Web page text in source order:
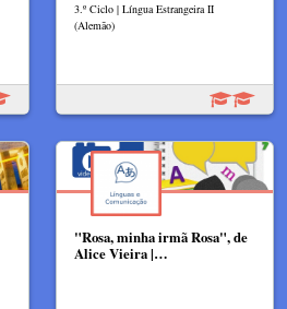
3.º Ciclo | Língua Estrangeira II
(Alemão)
"Rosa, minha irmã Rosa", de
Alice Vieira |…